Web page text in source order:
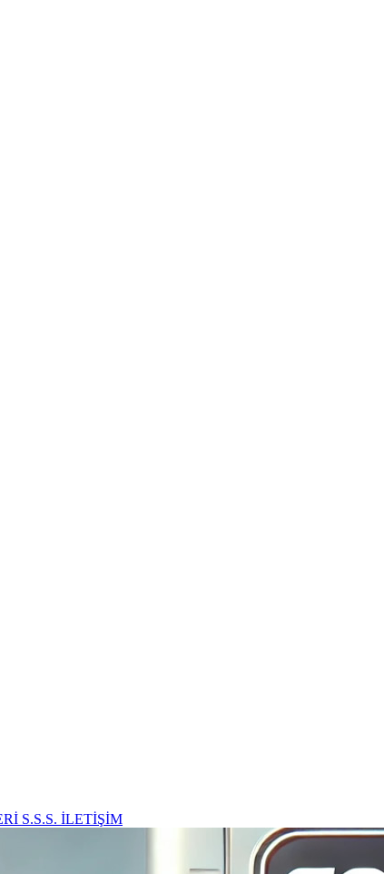
S.S.S. İLETİŞİM